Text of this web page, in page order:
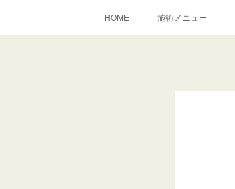
HOME 施術メニュー